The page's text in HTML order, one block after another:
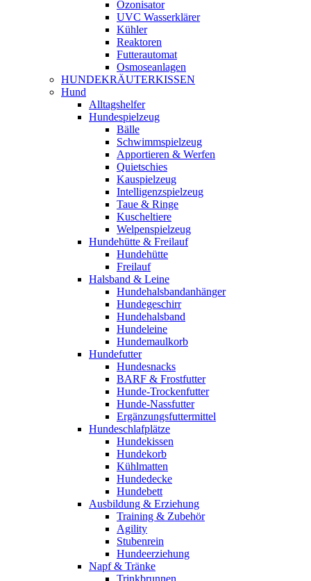
Ozonisator
UVC Wasserklärer
Kühler
Reaktoren
Futterautomat
Osmoseanlagen
HUNDEKRÄUTERKISSEN
Hund
Alltagshelfer
Hundespielzeug
Bälle
Schwimmspielzeug
Apportieren & Werfen
Quietschies
Kauspielzeug
Intelligenzspielzeug
Taue & Ringe
Kuscheltiere
Welpenspielzeug
Hundehütte & Freilauf
Hundehütte
Freilauf
Halsband & Leine
Hundehalsbandanhänger
Hundegeschirr
Hundehalsband
Hundeleine
Hundemaulkorb
Hundefutter
Hundesnacks
BARF & Frostfutter
Hunde-Trockenfutter
Hunde-Nassfutter
Ergänzungsfuttermittel
Hundeschlafplätze
Hundekissen
Hundekorb
Kühlmatten
Hundedecke
Hundebett
Ausbildung & Erziehung
Training & Zubehör
Agility
Stubenrein
Hundeerziehung
Napf & Tränke
Trinkbrunnen